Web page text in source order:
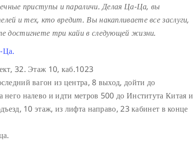
приступы и параличи. Делая Ца-Ца, вы
и тех, кто вредит. Вы накапливаете все заслуги,
достигнете три кайи в следующей жизни.
Ца.
32. Этаж 10, каб.1023
вагон из центра, 8 выход, дойти до
него налево и идти метров 500 до Института Китая и
10 этаж, из лифта направо, 23 кабинет в конце